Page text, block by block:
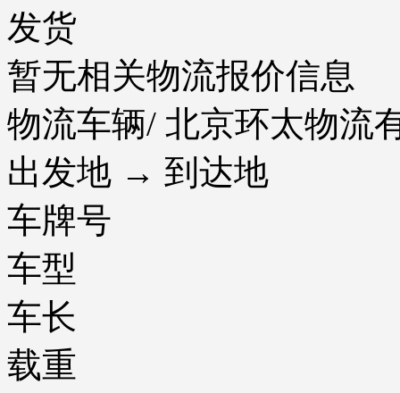
发货
暂无相关物流报价信息
物流车辆/ 北京环太物流
出发地 → 到达地
车牌号
车型
车长
载重